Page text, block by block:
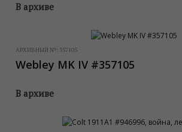
В архиве
АРХИВНЫЙ №: 357105
Webley MK IV #357105
В архиве